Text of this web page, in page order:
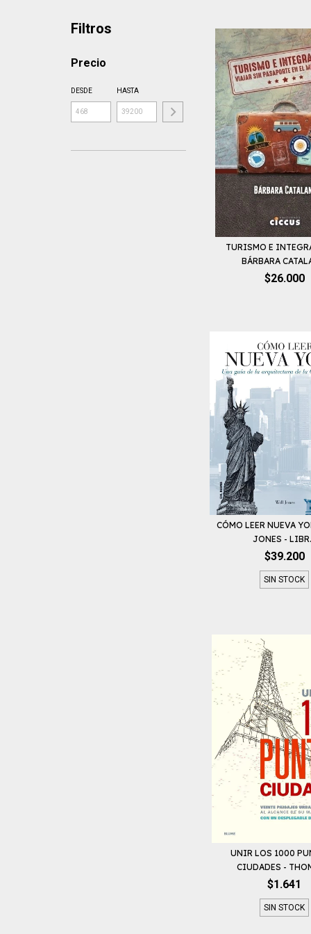
Filtros
Precio
DESDE HASTA
TURISMO E
BÁRBARA
$26.000
CÓMO LEER NUEVA
JONES -
$39.200
SIN STOCK
UNIR LOS 1000
CIUDADES -
$1.641
SIN STOCK